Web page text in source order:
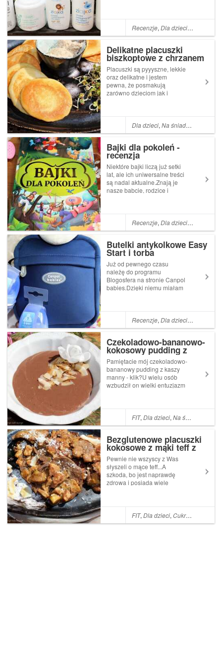
skórę oraz zadbać o nią u
maluszka.Te pierwsze
reszt...
Recenzje,Dla dzieci,Dla
Delikatne placuszki
biszkoptowe z chrzanem
Placuszki są pyyyszne, lekkie
oraz delikatne i jestem
pewna, że posmakują
zarówno dzieciom jak i
uwielbia je podjadać na
spacerze.Sobie i dla męża
za każdym...
Dla dzieci,Na śniadanie i kolację
Bajki dla pokoleń -
recenzja
Niektóre bajki liczą już setki
lat, ale ich uniwersalne treści
są nadal aktualne.Znają je
nasze babcie, rodzice i
przenoszą je do magicznego
świata gwarantującego pełną
Recenzje,Dla dzieci,Dla
Butelki antykolkowe Easy
Start i torba
termoizolacyjna Canpol
babies - recenzja
Już od pewnego czasu
należę do programu
Blogosfera na stronie Canpol
babies.Dzięki niemu miałam
klik.Zdradzę Wam, że na
dniach pojawi się kolejna
Recenzje,Dla dzieci,Dla
Czekoladowo-bananowo-
kokosowy pudding z
kaszy manny (bez cukru)
Pamiętacie mój czekoladowo-
bananowy pudding z kaszy
manny - klik?U wielu osób
wzbudził on wielki entuzjazm
kokosowe nuty?Całość tak
jak samo pyszna jak
FIT,Dla dzieci,Na śniadanie i kolację
Bezglutenowe placuszki
kokosowe z mąki teff z
jabłkami
Pewnie nie wszyscy z Was
słyszeli o mące teff...A
szkoda, bo jest naprawdę
zdrowa i posiada wiele
ciasteczek oraz w
przyrządzaniu naleśników,
FIT,Dla dzieci,Cukrzyca